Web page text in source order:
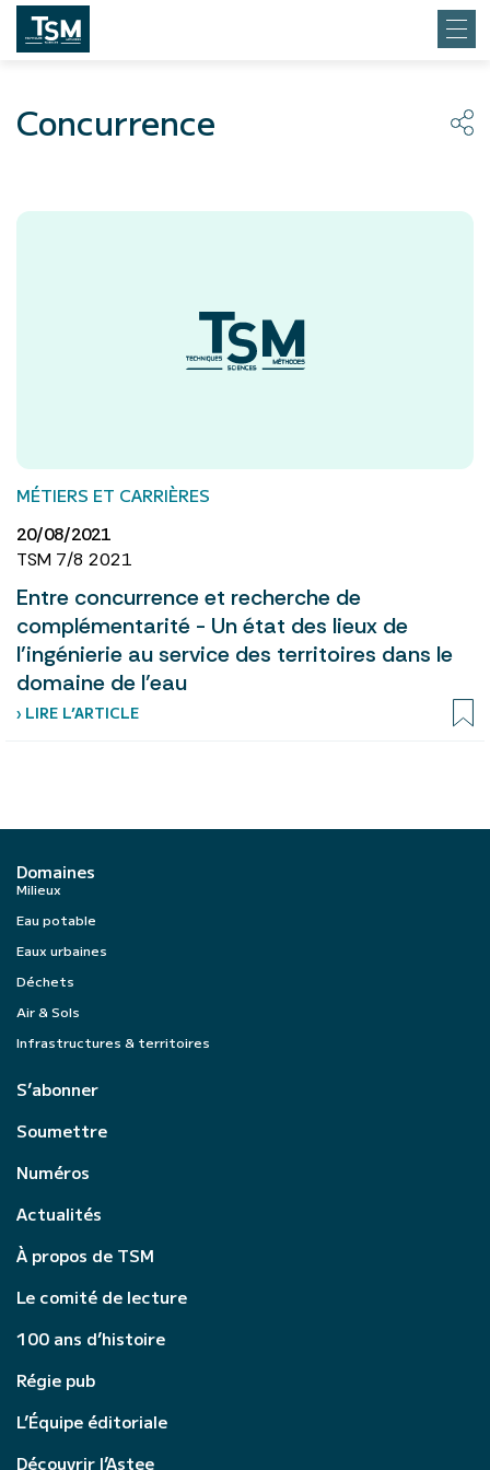
Concurrence
MÉTIERS ET CARRIÈRES
20/08/2021
TSM 7/8 2021
Entre concurrence et recherche de
complémentarité - Un état des lieux de
l’ingénierie au service des territoires dans le
domaine de l’eau
› LIRE L’ARTICLE
Domaines
Milieux
Eau potable
Eaux urbaines
Déchets
Air & Sols
Infrastructures & territoires
S’abonner
Soumettre
Numéros
Actualités
À propos de TSM
Le comité de lecture
100 ans d’histoire
Régie pub
L’Équipe éditoriale
Découvrir l’Astee